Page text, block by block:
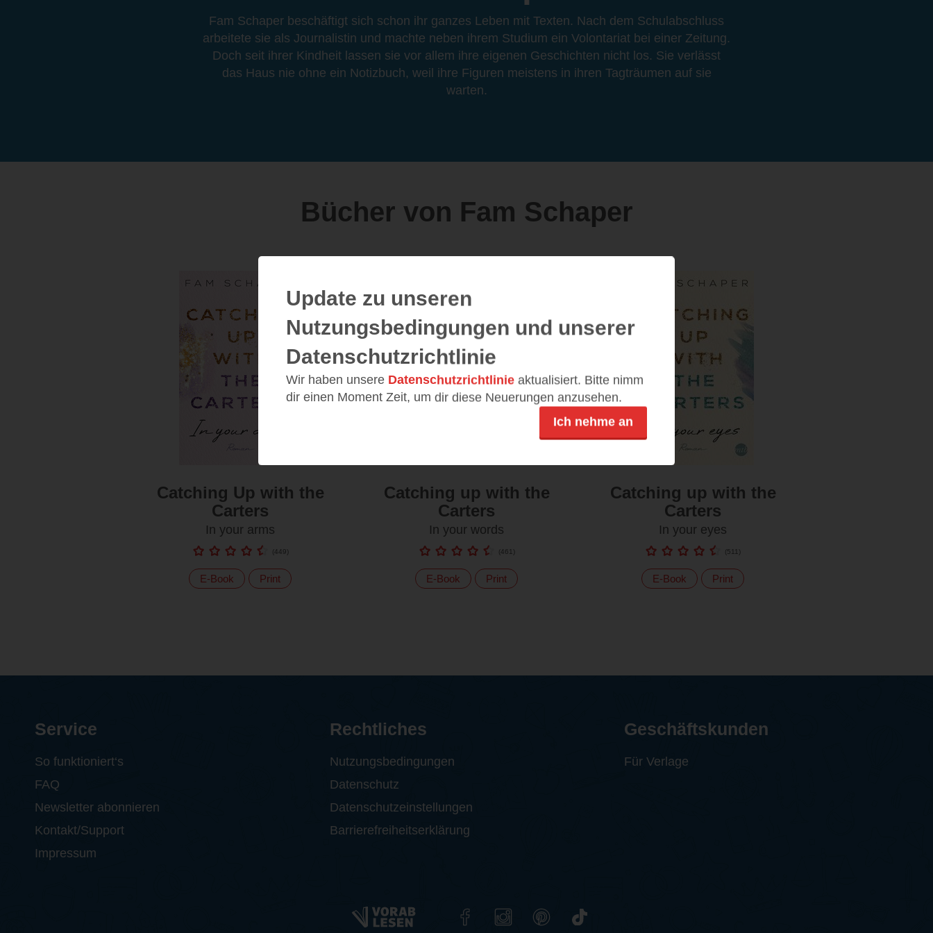
Fam Schaper beschäftigt sich schon ihr ganzes Leben mit Texten. Nach dem Schulabschluss
arbeitete sie als Journalistin und machte neben ihrem Studium ein Volontariat bei einer Zeitung.
Doch seit ihrer Kindheit lassen sie vor allem ihre eigenen Geschichten nicht los. Sie verlässt
das Haus nie ohne ein Notizbuch, weil ihre Figuren meistens in ihren Tagträumen auf sie
warten.
Bücher von Fam Schaper
Catching Up with the
Carters
In your arms
(449)
E-Book Print
Catching up with the
Carters
In your words
(461 )
E-Book Print
Catching up with the
Carters
In your eyes
(511 )
E-Book Print
Update zu unseren
Nutzungsbedingungen und unserer
Datenschutzrichtlinie
Wir haben unsere Datenschutzrichtlinie aktualisiert. Bitte nimm
dir einen Moment Zeit, um dir diese Neuerungen anzusehen.
Ich nehme an
Service
So funktioniert‘s
FAQ
Newsletter abonnieren
Kontakt/Support
Impressum
Rechtliches
Nutzungsbedingungen
Datenschutz
Datenschutzeinstellungen
Barrierefreiheitserklärung
Geschäftskunden
Für Verlage